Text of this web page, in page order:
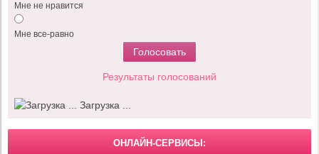
Мне не нравится
Мне все-равно
Результаты голосований
Загрузка ...
ОНЛАЙН-СЕРВИСЫ: